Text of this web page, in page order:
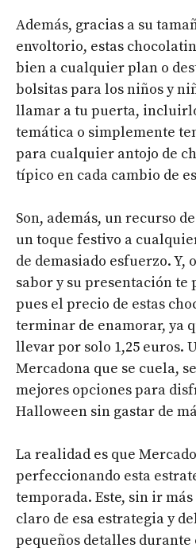
Además, gracias a su
envoltorio, estas
bien a cualquier plan o
bolsitas para los niños y
llamar a tu puerta,
temática o simplemente
para cualquier antojo de
típico en cada cambio de
Son, además, un recurso
un toque festivo a
de demasiado esfuerzo. Y,
sabor y su presentación te
pues el precio de estas
terminar de enamorar, ya
llevar por solo 1,25 euros.
Mercadona que se cuela,
mejores opciones para
Halloween sin gastar de
La realidad es que
perfeccionando esta
temporada. Este, sin ir
claro de esa estrategia y
pequeños detalles durante